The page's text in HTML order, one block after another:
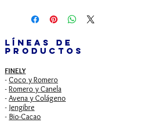
mojado, haga espuma y enjuague,
Para resultados óptimos seque con
una toalla y aplique el Tratamiento
Acondicionador:
su cabello con Champú Redsy
Hidratante, aplique distribuyéndolo
uniformemente sobre el cabello
húmedo, dando ligeros masajes con
LÍNEAS DE
PRODUCTOS
FINELY
- Coco y Romero
- Romero y Canela
- Avena y Colágeno
- Jengibre
- Bio-Cacao